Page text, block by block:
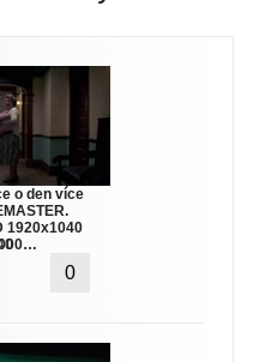
o den více
1920x1040
0